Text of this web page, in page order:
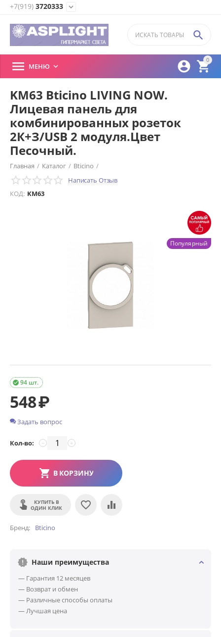
+7(919) 3720333 expand_more
0



 МЕНЮ 
KM63 Bticino LIVING NOW.
Лицевая панель для
комбинированных розеток
2К+З/USB 2 модуля.Цвет
Песочный.
Главная / Каталог / Bticino /
Bticino LIVING NOW Лицевые панели
Написать Отзыв
КОД: KM63
Популярный
94 шт.

548₽
Задать вопрос
Кол-во: +
−
В КОРЗИНУ
КУПИТЬ В
ОДИН КЛИК
Бренд Bticino
Наши преимущества
— Гарантия 12 месяцев
— Возврат и обмен
— Различные способы оплаты
— Лучшая цена